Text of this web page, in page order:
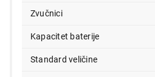
Zvučnici
Kapacitet baterije
Standard veličine